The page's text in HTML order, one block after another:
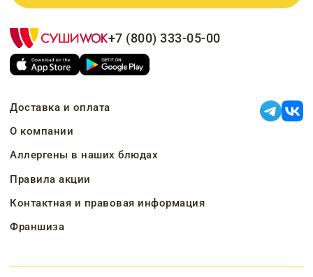
+7 (800) 333-05-00
Доставка и оплата
О компании
Аллергены в наших блюдах
Правила акции
Контактная и правовая информация
Франшиза